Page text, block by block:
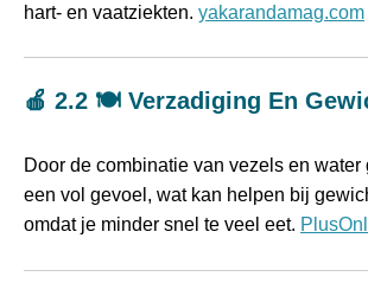
hart- en vaatziekten. yakarandamag.com
🍎 2.2 🍽️ Verzadiging En
Door de combinatie van vezels en water
een vol gevoel, wat kan helpen bij
omdat je minder snel te veel eet.